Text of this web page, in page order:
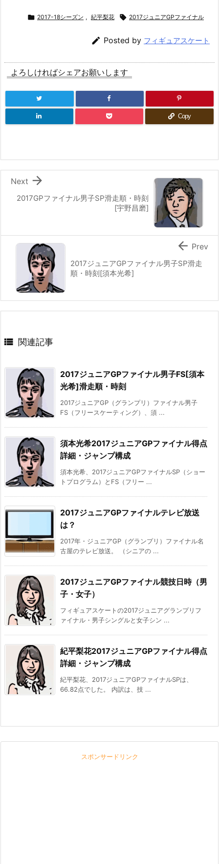
 2017-18シーズン , 紀平梨花  2017ジュニアGPファイナル
 Posted by フィギュアスケート
よろしければシェアお願いします
Copy
2017GPファイナル男子SP滑走順・時刻
[宇野昌磨]

Next
2017ジュニアGPファイナル男子SP滑走
順・時刻[須本光希]
 Prev
 関連記事
2017ジュニアGPファイナル男子FS[須本
光希]滑走順・時刻
2017ジュニアGP（グランプリ）ファイナル男子
FS（フリースケーティング）、須 ...
須本光希2017ジュニアGPファイナル得点
詳細・ジャンプ構成
須本光希、2017ジュニアGPファイナルSP（ショー
トプログラム）とFS（フリー ...
2017ジュニアGPファイナルテレビ放送
は？
2017年・ジュニアGP（グランプリ）ファイナル名
古屋のテレビ放送。 （シニアの ...
2017ジュニアGPファイナル競技日時（男
子・女子）
フィギュアスケートの2017ジュニアグランプリフ
ァイナル・男子シングルと女子シン ...
紀平梨花2017ジュニアGPファイナル得点
詳細・ジャンプ構成
紀平梨花、2017ジュニアGPファイナルSPは、
66.82点でした。 内訳は、技 ...
スポンサードリンク